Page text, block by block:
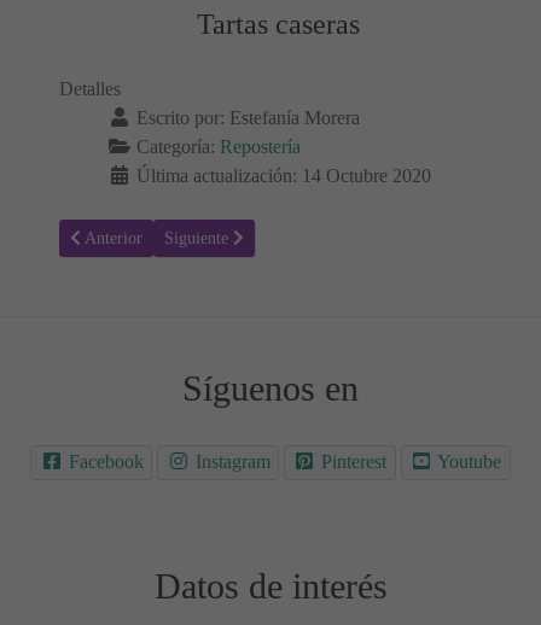
Tartas caseras
Detalles
Escrito por: Estefanía Morera
Categoría: Repostería
Última actualización: 14 Octubre 2020
Artículo anterior: Cheesecake con base de Brownie Keto - bajo en
Anterior Artículo siguiente: Volcán de chocolate keto - Pudín
Siguiente
Síguenos en
Facebook Instagram Pinterest Youtube
Datos de interés